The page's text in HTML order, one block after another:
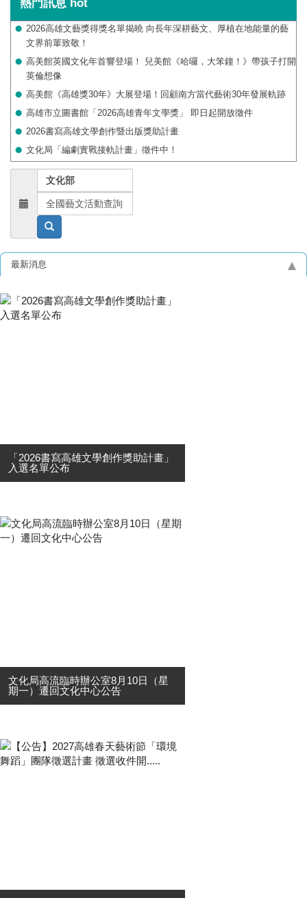
熱門訊息 hot
2026高雄文藝獎得獎名單揭曉 向長年深耕藝文、厚植在地能量的藝
文界前輩致敬！
高美館英國文化年首響登場！ 兒美館《哈囉，大笨鐘！》帶孩子打開
英倫想像
高美館《高雄獎30年》大展登場！回顧南方當代藝術30年發展軌跡
高雄市立圖書館「2026高雄青年文學獎」 即日起開放徵件
2026書寫高雄文學創作暨出版獎助計畫
文化局「編劇實戰接軌計畫」徵件中！
文化部
全國藝文活動查詢
最新消息
「2026書寫高雄文學創作獎助計畫」
入選名單公布
勵文學創作，培養扶植優秀及具發展
潛力之書寫人才，開創文學創作多元
性，特辦理「2026書寫高雄文學創作
文化局高流臨時辦公室8月10日（星
期一）遷回文化中心公告
前因應「高雄市文化中心至善廳棟耐
震結構補強工程」，於115年3月9日
起暫遷至高雄流行音樂中心臨時辦